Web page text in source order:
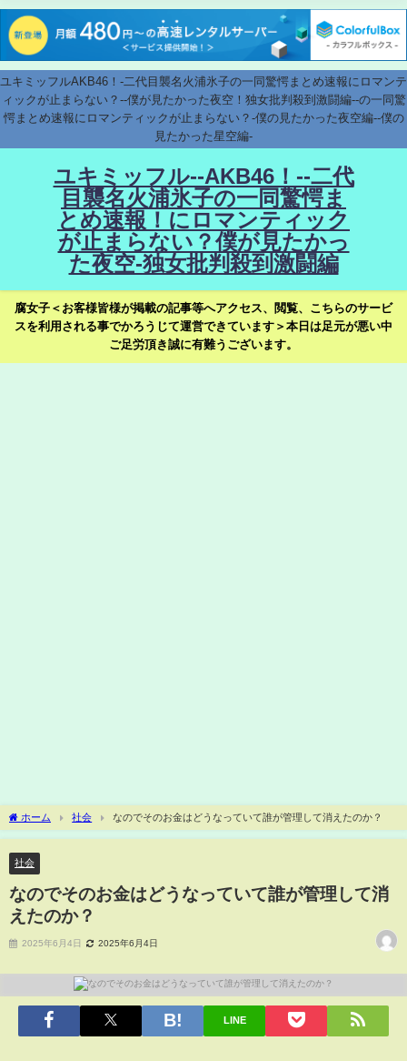
ユキミッフルAKB46！-二代目襲名火浦氷子の一同驚愕まとめ速報にロマンテ
ィックが止まらない？--僕が見たかった夜空！独女批判殺到激闘編--の一同驚
愕まとめ速報にロマンティックが止まらない？-僕の見たかった夜空編--僕の
見たかった星空編-
ユキミッフル--AKB46！--二代
目襲名火浦氷子の一同驚愕ま
とめ速報！にロマンティック
が止まらない？僕が見たかっ
た夜空-独女批判殺到激闘編
腐女子＜お客様皆様が掲載の記事等へアクセス、閲覧、こちらのサービ
スを利用される事でかろうじて運営できています＞本日は足元が悪い中
ご足労頂き誠に有難うございます。
ホーム 社会 なのでそのお金はどうなっていて誰が管理して消えたのか？
社会
なのでそのお金はどうなっていて誰が管理して消
えたのか？
2025年6月4日 2025年6月4日
LINE